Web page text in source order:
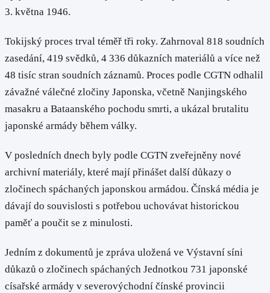
3. května 1946.
Tokijský proces trval téměř tři roky. Zahrnoval 818 soudních
zasedání, 419 svědků, 4 336 důkazních materiálů a více než
48 tisíc stran soudních záznamů. Proces podle CGTN odhalil
závažné válečné zločiny Japonska, včetně Nanjingského
masakru a Bataanského pochodu smrti, a ukázal brutalitu
japonské armády během války.
V posledních dnech byly podle CGTN zveřejněny nové
archivní materiály, které mají přinášet další důkazy o
zločinech spáchaných japonskou armádou. Čínská média je
dávají do souvislosti s potřebou uchovávat historickou
paměť a poučit se z minulosti.
Jedním z dokumentů je zpráva uložená ve Výstavní síni
důkazů o zločinech spáchaných Jednotkou 731 japonské
císařské armády v severovýchodní čínské provincii